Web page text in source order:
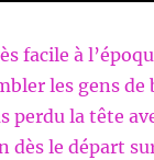
facile à
les gens
perdu la tête
le départ